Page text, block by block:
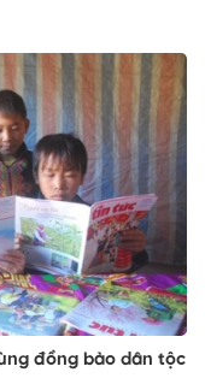
đồng bào dân tộc